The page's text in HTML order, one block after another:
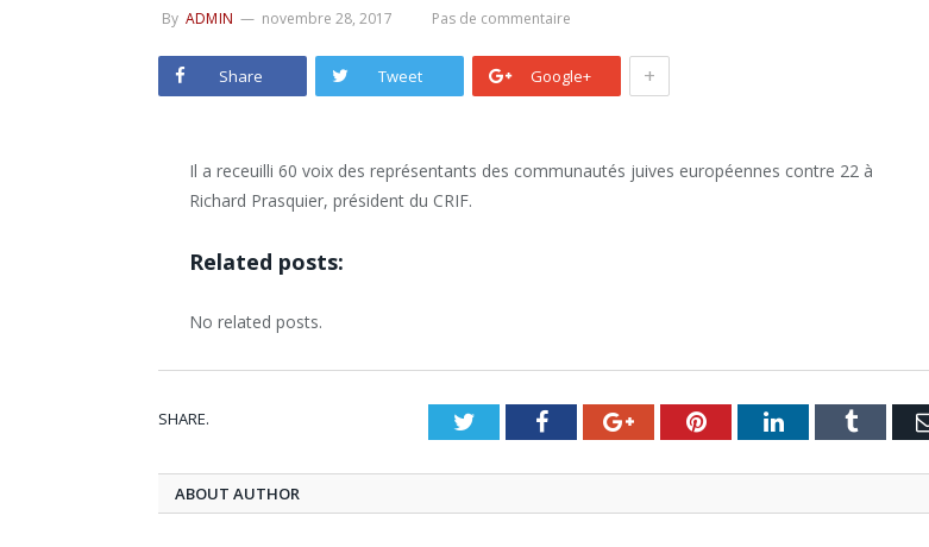
By ADMIN novembre 28, 2017 Pas de commentaire
Share Tweet Google+ +
Il a receuilli 60 voix des représentants des communautés juives européennes contre 22 à
Richard Prasquier, président du CRIF.
Related posts:
No related posts.
SHARE. TwitterFacebookGoogle+PinterestLinkedInTumblr
ABOUT AUTHOR